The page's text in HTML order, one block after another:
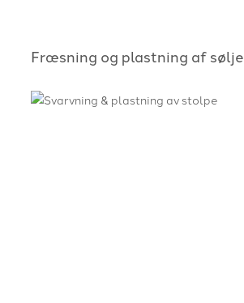
Fræsning og plastning af sølje